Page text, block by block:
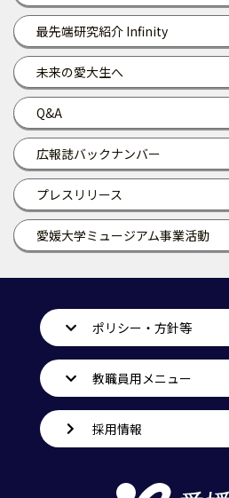
最先端研究紹介 Infinity
未来の愛大生へ
Q&A
広報誌バックナンバー
プレスリリース
愛媛大学ミュージアム事業活動
ポリシー・方針等
教職員用メニュー
採用情報